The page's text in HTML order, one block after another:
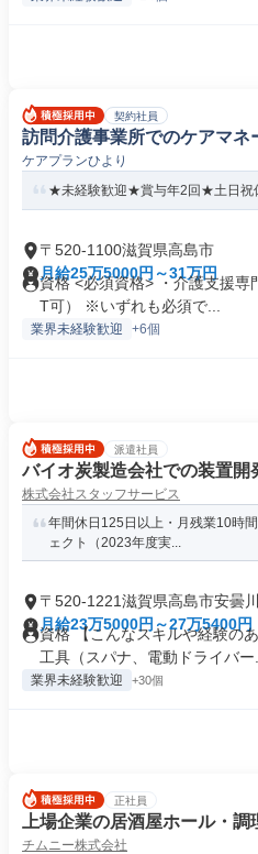
契約社員
訪問介護事業所でのケアマネ
ケアプランひより
★未経験歓迎★賞与年2回★土日
〒520-1100滋賀県高島市
月給25万5000円～31万円
資格 <必須資格> ・介護支援専
T可） ※いずれも必須で...
業界未経験歓迎 +6個
派遣社員
バイオ炭製造会社での装置開
株式会社スタッフサービス
年間休日125日以上・月残業10時
ェクト（2023年度実...
〒520-1221滋賀県高島市安曇
月給23万5000円～27万5400円
資格 【こんなスキルや経験の
工具（スパナ、電動ドライバー...
業界未経験歓迎 +30個
正社員
上場企業の居酒屋ホール・調
チムニー株式会社